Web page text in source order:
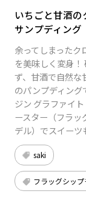
いちごと甘酒の
サンプディング
余ってしまったク
を美味しく変身！
ず、甘酒で自然な
のパンプディング
ジン グラファイ
ースター（フラッ
デル）でスイー
saki
フラッグシップ